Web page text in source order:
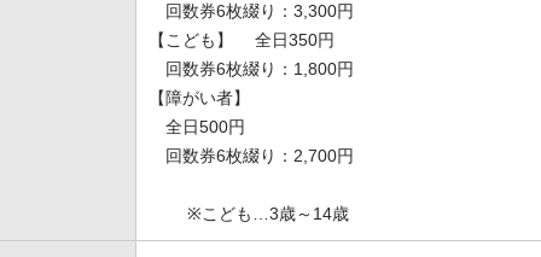
回数券6枚綴り：3,300円
【こども】 全日350円
回数券6枚綴り：1,800円
【障がい者】
全日500円
回数券6枚綴り：2,700円
※こども…3歳～14歳